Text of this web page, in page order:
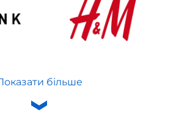
більше